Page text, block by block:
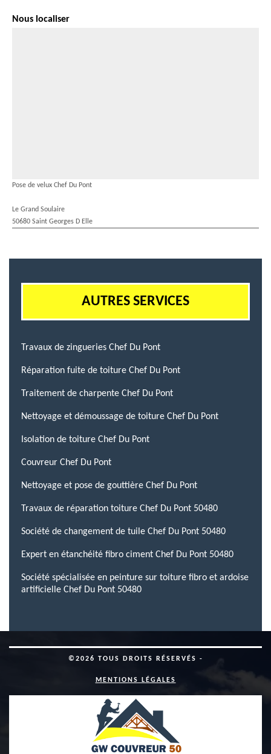
Nous localiser
Pose de velux Chef Du Pont
Le Grand Soulaire
50680 Saint Georges D Elle
AUTRES SERVICES
Travaux de zingueries Chef Du Pont
Réparation fuite de toiture Chef Du Pont
Traitement de charpente Chef Du Pont
Nettoyage et démoussage de toiture Chef Du Pont
Isolation de toiture Chef Du Pont
Couvreur Chef Du Pont
Nettoyage et pose de gouttière Chef Du Pont
Travaux de réparation toiture Chef Du Pont 50480
Société de changement de tuile Chef Du Pont 50480
Expert en étanchéité fibro ciment Chef Du Pont 50480
Société spécialisée en peinture sur toiture fibro et ardoise
artificielle Chef Du Pont 50480
©2026 TOUS DROITS RÉSERVÉS -
MENTIONS LÉGALES